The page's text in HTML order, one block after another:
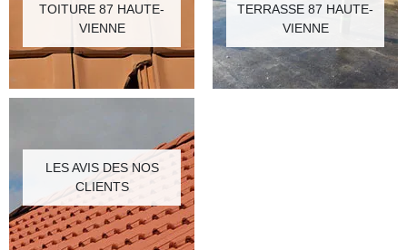
TOITURE 87 HAUTE-
VIENNE
TERRASSE 87 HAUTE-
VIENNE
LES AVIS DES NOS
CLIENTS